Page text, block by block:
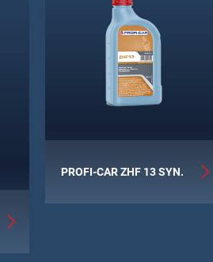
PROFI-CAR ZHF 13 SYN.